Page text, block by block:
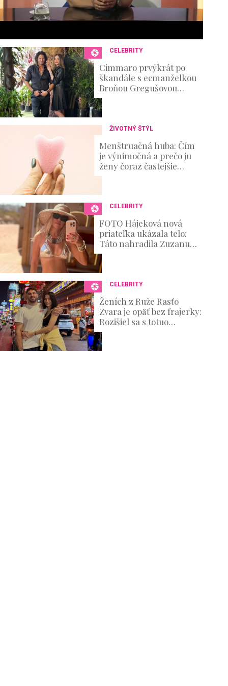
CELEBRITY
Cimmaro prvýkrát po
škandále s ecmanželkou
Broňou Gregušovou
prvýkrát prehovoril:
Existenčné problémy
ŽIVOTNÝ ŠTÝL
Menštruačná huba: Čím
je výnimočná a prečo ju
ženy čoraz častejšie
skúšajú?
CELEBRITY
FOTO Hájeková nová
priateľka ukázala telo:
Táto nahradila Zuzanu
Belohorcovú
CELEBRITY
Ženích z Ruže Rasťo
Zvara je opäť bez frajerky:
Rozišiel sa s totuo
známou kráskou